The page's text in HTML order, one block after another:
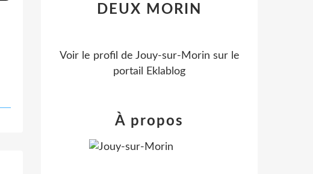
DEUX MORIN
Voir le profil de Jouy-sur-Morin sur le
portail Eklablog
À propos